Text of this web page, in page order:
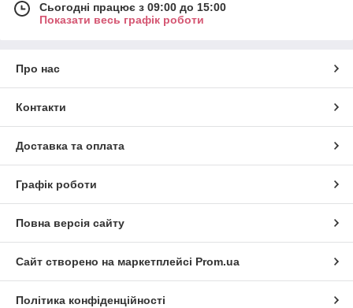
Сьогодні працює з 09:00 до 15:00
Показати весь графік роботи
Про нас
Контакти
Доставка та оплата
Графік роботи
Повна версія сайту
Сайт створено на маркетплейсі Prom.ua
Політика конфіденційності